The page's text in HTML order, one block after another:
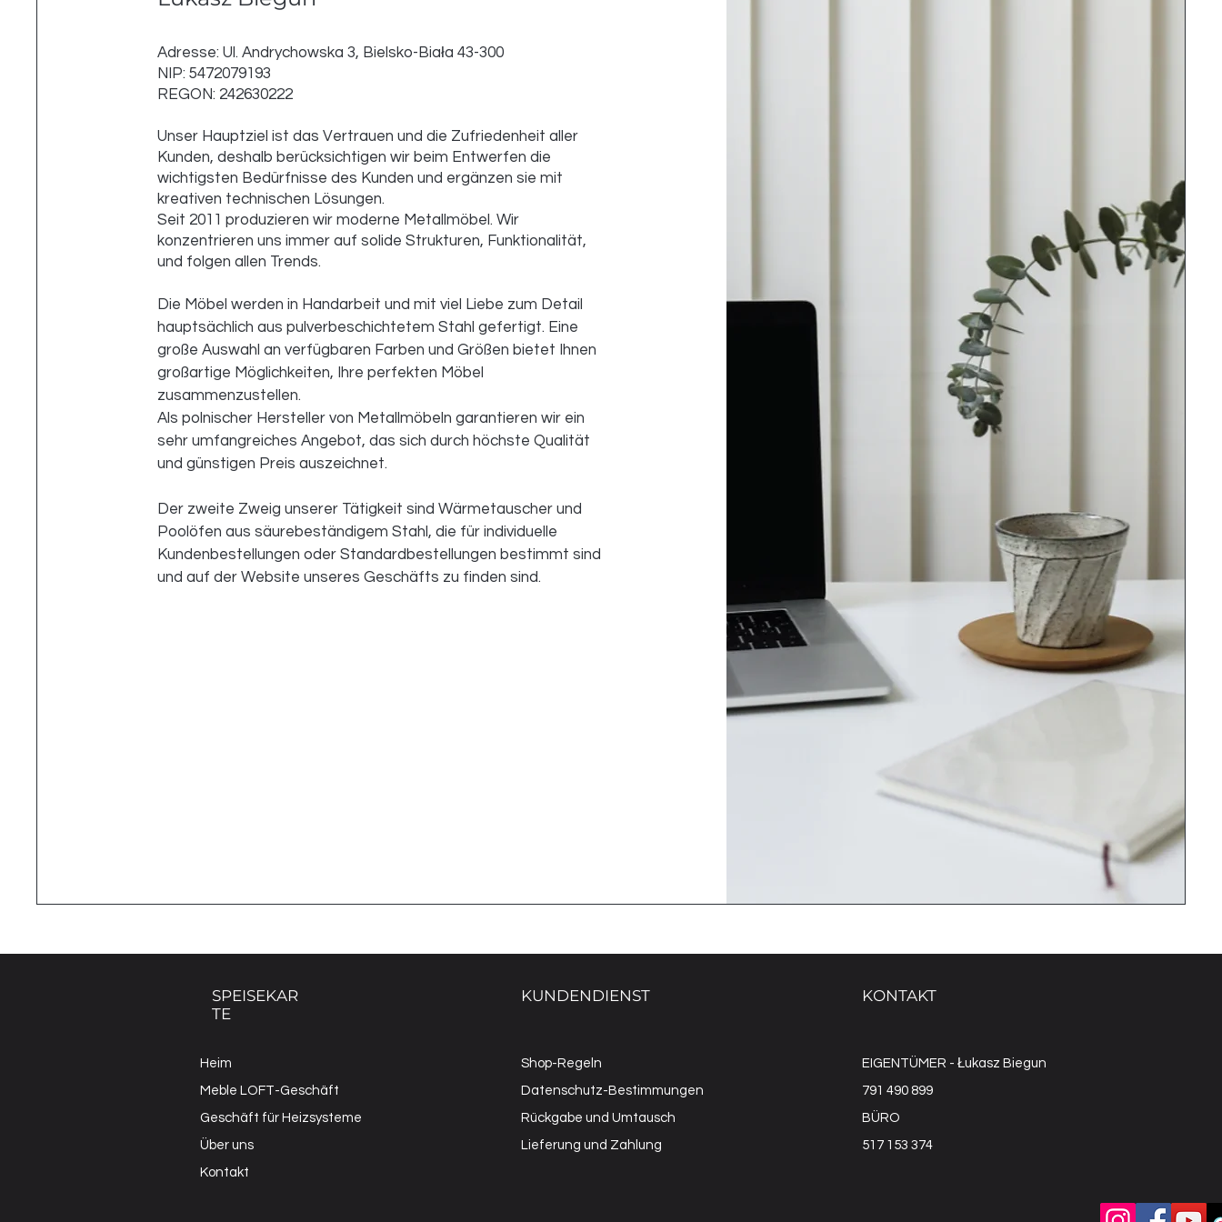
Adresse: Ul. Andrychowska 3, Bielsko-Biała 43-300
NIP: 5472079193
REGON: 242630222
Unser Hauptziel ist das Vertrauen und die Zufriedenheit aller
Kunden, deshalb berücksichtigen wir beim Entwerfen die
wichtigsten Bedürfnisse des Kunden und ergänzen sie mit
kreativen technischen Lösungen.
Seit 2011 produzieren wir moderne Metallmöbel. Wir
konzentrieren uns immer auf solide Strukturen, Funktionalität,
und folgen allen Trends.
Die Möbel werden in Handarbeit und mit viel Liebe zum Detail
hauptsächlich aus pulverbeschichtetem Stahl gefertigt. Eine
große Auswahl an verfügbaren Farben und Größen bietet Ihnen
großartige Möglichkeiten, Ihre perfekten Möbel
zusammenzustellen.
Als polnischer Hersteller von Metallmöbeln garantieren wir ein
sehr umfangreiches Angebot, das sich durch höchste Qualität
und günstigen Preis auszeichnet.
Der zweite Zweig unserer Tätigkeit sind Wärmetauscher und
Poolöfen aus säurebeständigem Stahl, die für individuelle
Kundenbestellungen oder Standardbestellungen bestimmt sind
und auf der Website unseres Geschäfts zu finden sind.
SPEISEKAR
TE
Heim
Meble LOFT-Geschäft
Geschäft für Heizsysteme
Über uns
Kontakt
KUNDENDIENST
Shop-Regeln
Datenschutz-Bestimmungen
Rückgabe und Umtausch
Lieferung und Zahlung
KONTAKT
EIGENTÜMER - Łukasz Biegun
791 490 899
BÜRO
517 153 374